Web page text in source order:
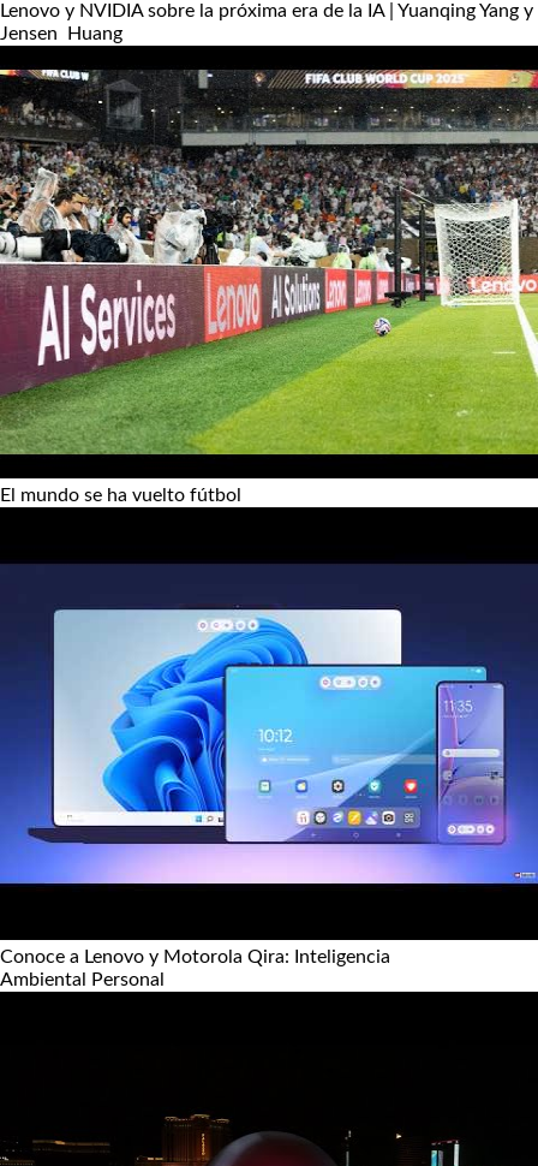
Lenovo y NVIDIA sobre la próxima era de la IA | Yuanqing Yang y
Jensen Huang
El mundo se ha vuelto fútbol
Conoce a Lenovo y Motorola Qira: Inteligencia
Ambiental Personal